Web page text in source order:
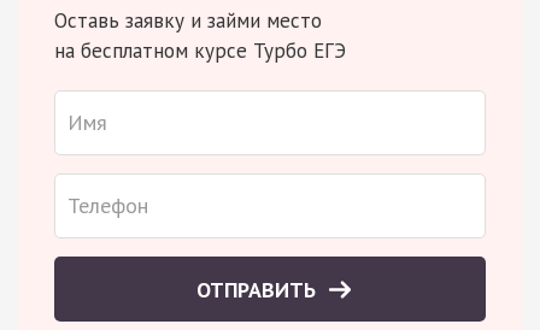
Оставь заявку и займи место
на бесплатном курсе Турбо ЕГЭ
ОТПРАВИТЬ